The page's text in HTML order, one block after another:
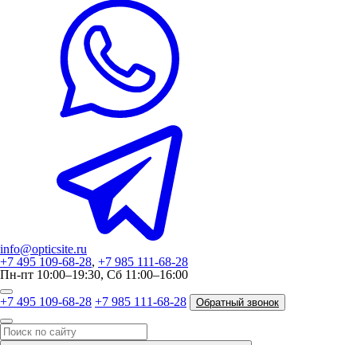
info@opticsite.ru
+7 495 109-68-28, +7 985 111-68-28
Пн-пт 10:00–19:30, Сб 11:00–16:00
+7 495 109-68-28 +7 985 111-68-28 Обратный звонок